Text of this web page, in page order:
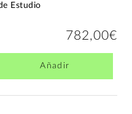
Estudio
782,00€
Añadir